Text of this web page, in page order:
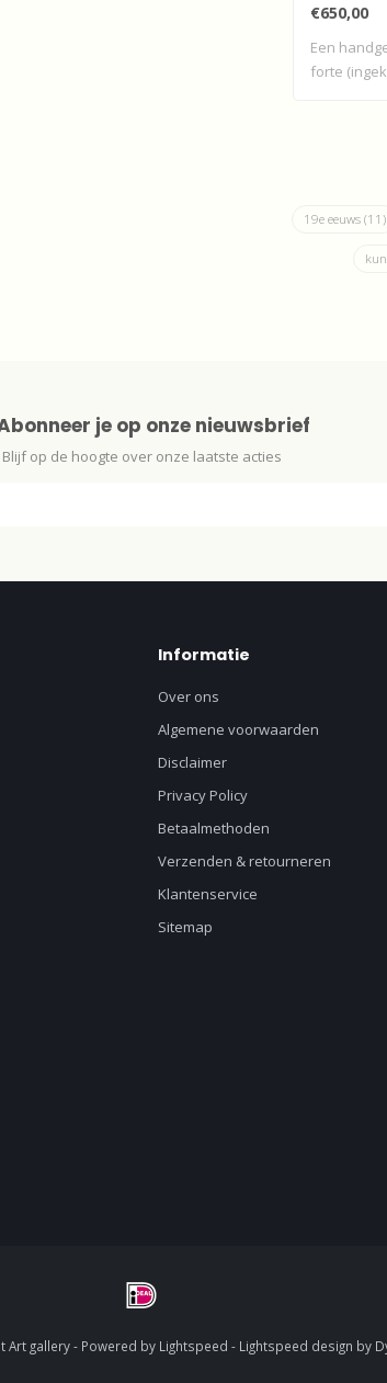
€650,00
Een
forte
19e eeuws(11)
je op onze nieuwsbrief
Blijf op de hoogte over onze laatste acties
Informatie
Over ons
Algemene voorwaarden
Disclaimer
Privacy Policy
Betaalmethoden
Verzenden & retourneren
Klantenservice
Sitemap
Art gallery - Powered by Lightspeed - Lightspeed design by